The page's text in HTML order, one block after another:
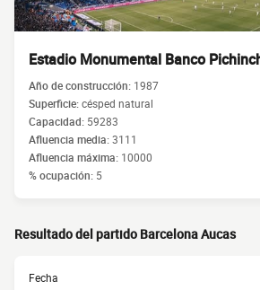
Estadio Monumental Banco
Año de construcción: 1987
Superficie:césped natural
Capacidad: 59283
Afluencia media:3111
Afluencia máxima: 10000
% ocupación: 5
Resultado del partido Barcelona Aucas
Fecha